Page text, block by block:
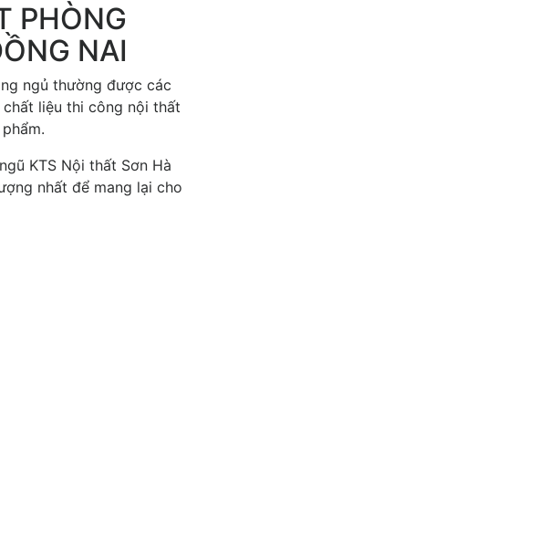
PHÒNG
NAI
ngủ thường được các
liệu thi công nội thất
KTS Nội thất Sơn Hà
nhất để mang lại cho